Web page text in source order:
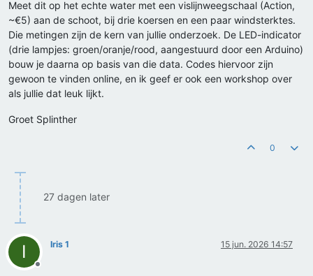
Meet dit op het echte water met een vislijnweegschaal (Action,
~€5) aan de schoot, bij drie koersen en een paar windsterktes.
Die metingen zijn de kern van jullie onderzoek. De LED-indicator
(drie lampjes: groen/oranje/rood, aangestuurd door een Arduino)
bouw je daarna op basis van die data. Codes hiervoor zijn
gewoon te vinden online, en ik geef er ook een workshop over
als jullie dat leuk lijkt.
Groet Splinther
0
27 dagen later
I
Offline
Iris 1 15 jun. 2026 14:57